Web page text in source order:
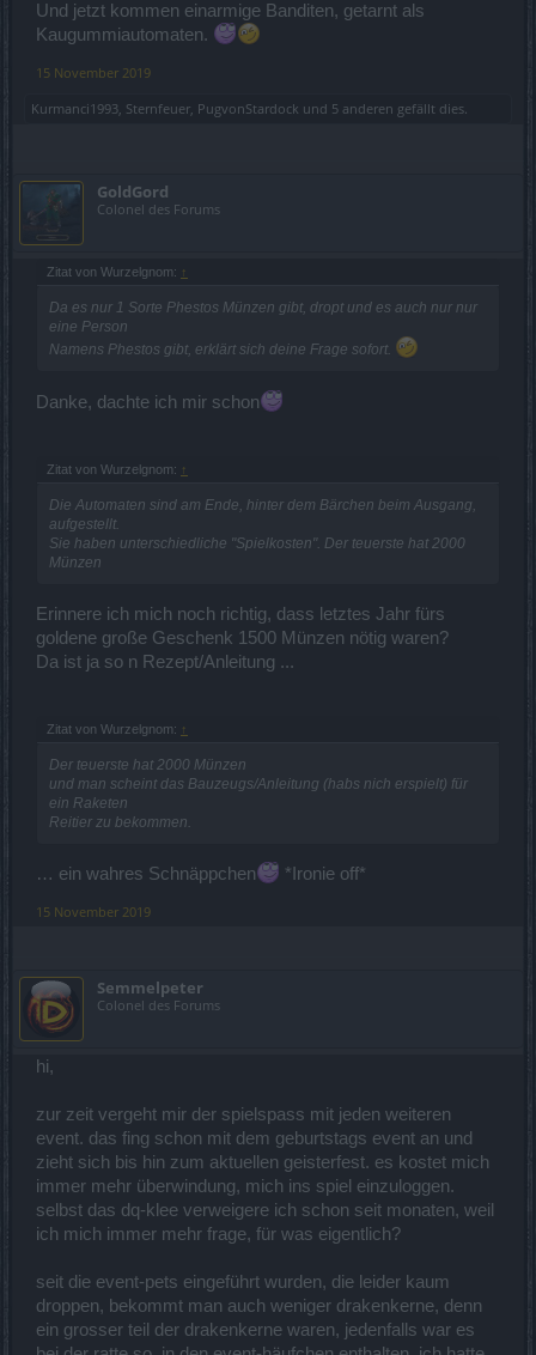
Und jetzt kommen einarmige Banditen, getarnt als
Kaugummiautomaten.
15 November 2019
Kurmanci1993, Sternfeuer, PugvonStardock und 5 anderen gefällt dies.
GoldGord
Colonel des Forums
Zitat von Wurzelgnom: ↑
Da es nur 1 Sorte Phestos Münzen gibt, dropt und es auch nur nur
eine Person
Namens Phestos gibt, erklärt sich deine Frage sofort.
Danke, dachte ich mir schon
Zitat von Wurzelgnom: ↑
Die Automaten sind am Ende, hinter dem Bärchen beim Ausgang,
aufgestellt.
Sie haben unterschiedliche "Spielkosten". Der teuerste hat 2000
Münzen
Erinnere ich mich noch richtig, dass letztes Jahr fürs
goldene große Geschenk 1500 Münzen nötig waren?
Da ist ja so n Rezept/Anleitung ...
Zitat von Wurzelgnom: ↑
Der teuerste hat 2000 Münzen
und man scheint das Bauzeugs/Anleitung (habs nich erspielt) für
ein Raketen
Reitier zu bekommen.
… ein wahres Schnäppchen *Ironie off*
15 November 2019
Semmelpeter
Colonel des Forums
hi,
zur zeit vergeht mir der spielspass mit jeden weiteren
event. das fing schon mit dem geburtstags event an und
zieht sich bis hin zum aktuellen geisterfest. es kostet mich
immer mehr überwindung, mich ins spiel einzuloggen.
selbst das dq-klee verweigere ich schon seit monaten, weil
ich mich immer mehr frage, für was eigentlich?
seit die event-pets eingeführt wurden, die leider kaum
droppen, bekommt man auch weniger drakenkerne, denn
ein grosser teil der drakenkerne waren, jedenfalls war es